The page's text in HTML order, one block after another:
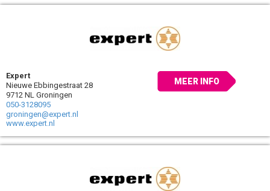
Expert
Nieuwe Ebbingestraat 28
9712 NL Groningen
050-3128095
groningen@expert.nl
www.expert.nl
MEER INFO